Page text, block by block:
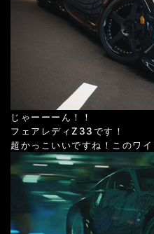
じゃーーーん！！
フェアレディZ33です！
超かっこいいですね！このワ